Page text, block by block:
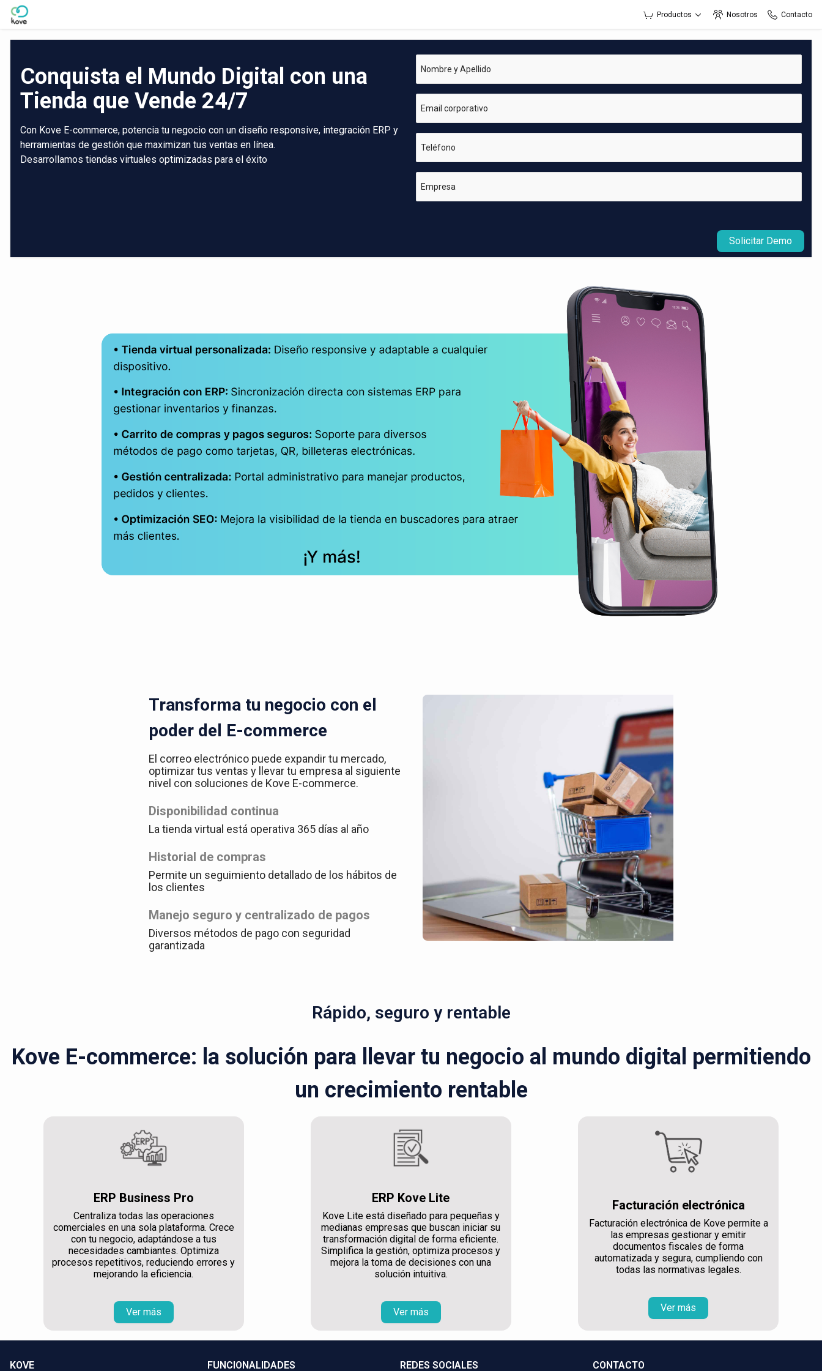
Skip to Main Content
Productos Nosotros Contacto
Conquista el Mundo Digital con una
Tienda que Vende 24/7
Con Kove E-commerce, potencia tu negocio con un diseño responsive, integración ERP y
herramientas de gestión que maximizan tus ventas en línea.
Desarrollamos tiendas virtuales optimizadas para el éxito
Nombre y Apellido
Email corporativo
Teléfono
Empresa
Solicitar Demo
Transforma tu negocio con el
poder del E-commerce
El correo electrónico puede expandir tu mercado,
optimizar tus ventas y llevar tu empresa al siguiente
nivel con soluciones de Kove E-commerce.
Disponibilidad continua
La tienda virtual está operativa 365 días al año
Historial de compras
Permite un seguimiento detallado de los hábitos de
los clientes
Manejo seguro y centralizado de pagos
Diversos métodos de pago con seguridad
garantizada
Rápido, seguro y rentable
Kove E-commerce: la solución para llevar tu negocio al mundo digital permitiendo
un crecimiento rentable
ERP Business Pro
Centraliza todas las operaciones
comerciales en una sola plataforma. Crece
con tu negocio, adaptándose a tus
necesidades cambiantes. Optimiza
procesos repetitivos, reduciendo errores y
mejorando la eficiencia.
Ver más
ERP Kove Lite
Kove Lite está diseñado para pequeñas y
medianas empresas que buscan iniciar su
transformación digital de forma eficiente.
Simplifica la gestión, optimiza procesos y
mejora la toma de decisiones con una
solución intuitiva.
Ver más
Facturación electrónica
Facturación electrónica de Kove permite a
las empresas gestionar y emitir
documentos fiscales de forma
automatizada y segura, cumpliendo con
todas las normativas legales.
Ver más
KOVE FUNCIONALIDADES REDES SOCIALES CONTACTO